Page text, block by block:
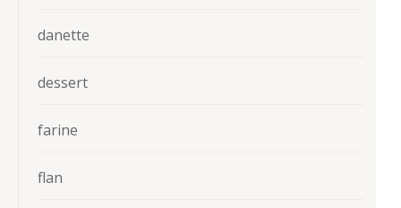
danette
dessert
farine
flan